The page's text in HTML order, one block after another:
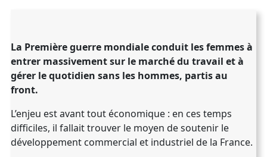
La Première guerre mondiale conduit les femmes à
entrer massivement sur le marché du travail et à
gérer le quotidien sans les hommes, partis au
front.
L’enjeu est avant tout économique : en ces temps
difficiles, il fallait trouver le moyen de soutenir le
développement commercial et industriel de la France.